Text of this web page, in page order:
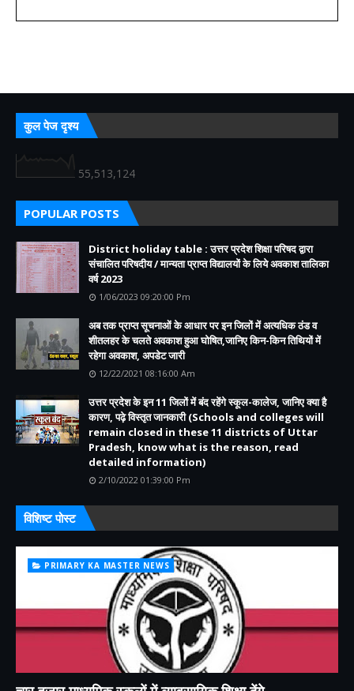
कुल पेज दृश्य
55,513,124
POPULAR POSTS
District holiday table : उत्तर प्रदेश शिक्षा परिषद द्वारा
संचालित परिषदीय / मान्यता प्राप्त विद्यालयों के लिये अवकाश तालिका
वर्ष 2023
1/06/2023 09:20:00 Pm
अब तक प्राप्त सूचनाओं के आधार पर इन जिलों में अत्यधिक ठंड व
शीतलहर के चलते अवकाश हुआ घोषित,जानिए किन-किन तिथियों में
रहेगा अवकाश, अपडेट जारी
12/22/2021 08:16:00 Am
उत्तर प्रदेश के इन 11 जिलों में बंद रहेंगे स्कूल-कालेज, जानिए क्या है
कारण, पढ़े विस्तृत जानकारी (Schools and colleges will
remain closed in these 11 districts of Uttar
Pradesh, know what is the reason, read
detailed information)
2/10/2022 01:39:00 Pm
विशिष्ट पोस्ट
PRIMARY KA MASTER NEWS